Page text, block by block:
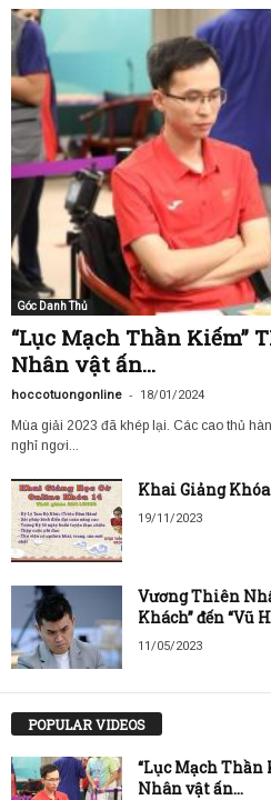
Góc Danh Thủ
“Lục Mạch Thần Kiếm”
Nhân vật ấn...
hoccotuongonline - 18/01/2024
Mùa giải 2023 đã khép lại. Các cao thủ
nghỉ ngơi...
Khai Giảng
19/11/2023
Vương Thiên
Khách” đến “Vũ
11/05/2023
POPULAR VIDEOS
“Lục Mạch Thần
Nhân vật ấn...